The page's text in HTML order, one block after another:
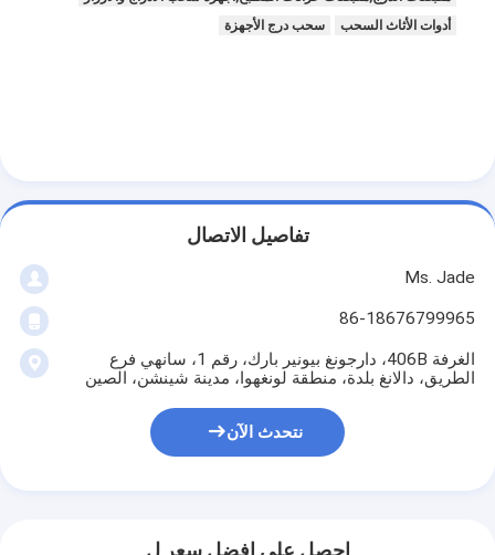
جولة في المصنع
القضايا
قفل الباب الذكي
أجهزة ملحقات الأبواب
أدوات الأثاث السحب
سحب درج الأجهزة
تفاصيل الاتصال
Ms. Jade
86-18676799965
الغرفة 406B، دارجونغ بيونير بارك، رقم 1، سانهي فرع
الطريق، دالانغ بلدة، منطقة لونغهوا، مدينة شينشن، الصين
نتحدث الآن